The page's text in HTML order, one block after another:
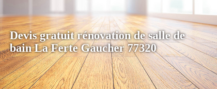
Devis gratuit rénovation de salle de
bain La Ferte Gaucher 77320